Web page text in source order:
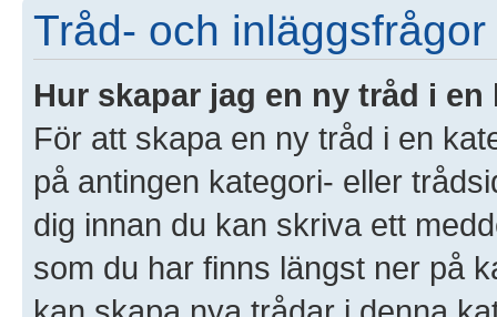
Tråd- och inläggsfrågor
Hur skapar jag en ny tråd i en
För att skapa en ny tråd i en
på antingen kategori- eller
dig innan du kan skriva ett
som du har finns längst ner på